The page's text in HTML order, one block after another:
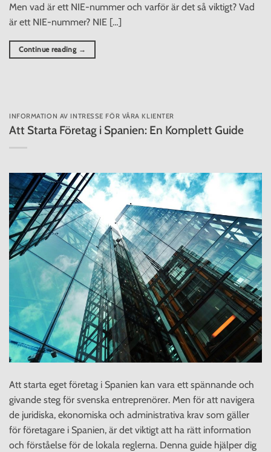
Men vad är ett NIE-nummer och varför är det så viktigt? Vad
är ett NIE-nummer? NIE […]
Continue reading →
INFORMATION AV INTRESSE FÖR VÅRA KLIENTER
Att Starta Företag i Spanien: En Komplett Guide
Att starta eget företag i Spanien kan vara ett spännande och
givande steg för svenska entreprenörer. Men för att navigera
de juridiska, ekonomiska och administrativa krav som gäller
för företagare i Spanien, är det viktigt att ha rätt information
och förståelse för de lokala reglerna. Denna guide hjälper dig